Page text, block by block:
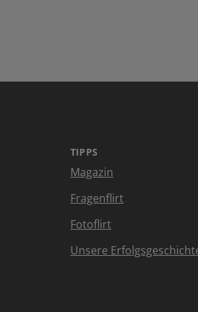
TIPPS
Magazin
Fragenflirt
Fotoflirt
Unsere